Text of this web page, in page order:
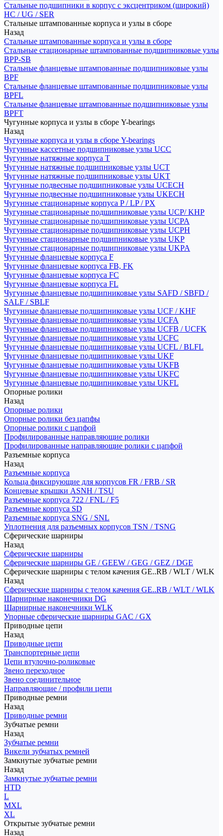
Стальные подшипники в корпус с эксцентриком (широкий)
HC / UG / SER
Стальные штампованные корпуса и узлы в сборе
Назад
Стальные штампованные корпуса и узлы в сборе
Стальные стационарные штампованные подшипниковые узлы
BPP-SB
Стальные фланцевые штампованные подшипниковые узлы
BPF
Стальные фланцевые штампованные подшипниковые узлы
BPFL
Стальные фланцевые штампованные подшипниковые узлы
BPFT
Чугунные корпуса и узлы в сборе Y-bearings
Назад
Чугунные корпуса и узлы в сборе Y-bearings
Чугунные кассетные подшипниковые узлы UCC
Чугунные натяжные корпуса T
Чугунные натяжные подшипниковые узлы UCT
Чугунные натяжные подшипниковые узлы UKT
Чугунные подвесные подшипниковые узлы UCECH
Чугунные подвесные подшипниковые узлы UKECH
Чугунные стационарные корпуса P / LP / PX
Чугунные стационарные подшипниковые узлы UCP/ KHP
Чугунные стационарные подшипниковые узлы UCPA
Чугунные стационарные подшипниковые узлы UCPH
Чугунные стационарные подшипниковые узлы UKP
Чугунные стационарные подшипниковые узлы UKPA
Чугунные фланцевые корпуса F
Чугунные фланцевые корпуса FB, FK
Чугунные фланцевые корпуса FC
Чугунные фланцевые корпуса FL
Чугунные фланцевые подшипниковые узлы SAFD / SBFD /
SALF / SBLF
Чугунные фланцевые подшипниковые узлы UCF / KHF
Чугунные фланцевые подшипниковые узлы UCFA
Чугунные фланцевые подшипниковые узлы UCFB / UCFK
Чугунные фланцевые подшипниковые узлы UCFC
Чугунные фланцевые подшипниковые узлы UCFL / BLFL
Чугунные фланцевые подшипниковые узлы UKF
Чугунные фланцевые подшипниковые узлы UKFB
Чугунные фланцевые подшипниковые узлы UKFC
Чугунные фланцевые подшипниковые узлы UKFL
Опорные ролики
Назад
Опорные ролики
Опорные ролики без цапфы
Опорные ролики с цапфой
Профилированные направляющие ролики
Профилированные направляющие ролики с цапфой
Разъемные корпуса
Назад
Разъемные корпуса
Кольца фиксирующие для корпусов FR / FRB / SR
Концевые крышки ASNH / TSU
Разъемные корпуса 722 / FNL / F5
Разъемные корпуса SD
Разъемные корпуса SNG / SNL
Уплотнения для разъемных корпусов TSN / TSNG
Сферические шарниры
Назад
Сферические шарниры
Сферические шарниры GE / GEEW / GEG / GEZ / DGE
Сферические шарниры с телом качения GE..RB / WLT / WLK
Назад
Сферические шарниры с телом качения GE..RB / WLT / WLK
Шарнирные наконечники DG
Шарнирные наконечники WLK
Упорные сферические шарниры GAC / GX
Приводные цепи
Назад
Приводные цепи
Транспортерные цепи
Цепи втулочно-роликовые
Звено переходное
Звено соединительное
Направляющие / профили цепи
Приводные ремни
Назад
Приводные ремни
Зубчатые ремни
Назад
Зубчатые ремни
Викели зубчатых ремней
Замкнутые зубчатые ремни
Назад
Замкнутые зубчатые ремни
HTD
L
MXL
XL
Открытые зубчатые ремни
Назад